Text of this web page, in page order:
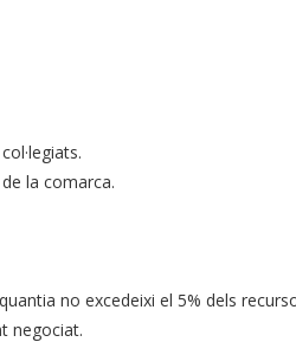
la comarca.
no excedeixi el 5% dels
negociat.